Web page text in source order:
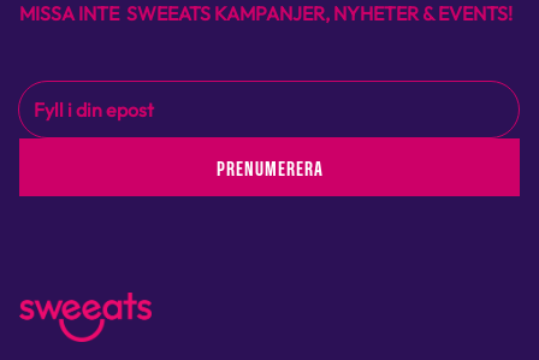
MISSA INTE SWEEATS KAMPANJER, NYHETER & EVENTS!
PRENUMERERA